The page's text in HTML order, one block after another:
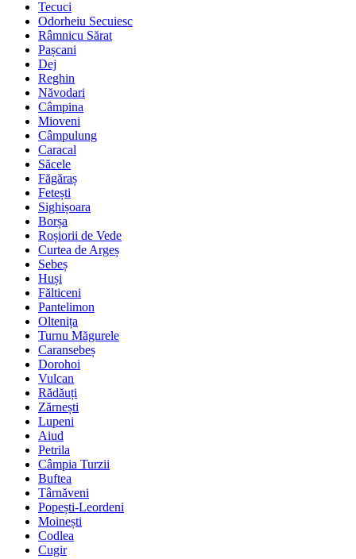
Tecuci
Odorheiu Secuiesc
Râmnicu Sărat
Pașcani
Dej
Reghin
Năvodari
Câmpina
Mioveni
Câmpulung
Caracal
Săcele
Făgăraș
Fetești
Sighișoara
Borșa
Roșiorii de Vede
Curtea de Argeș
Sebeș
Huși
Fălticeni
Pantelimon
Oltenița
Turnu Măgurele
Caransebeș
Dorohoi
Vulcan
Rădăuți
Zărnești
Lupeni
Aiud
Petrila
Câmpia Turzii
Buftea
Târnăveni
Popești-Leordeni
Moinești
Codlea
Cugir